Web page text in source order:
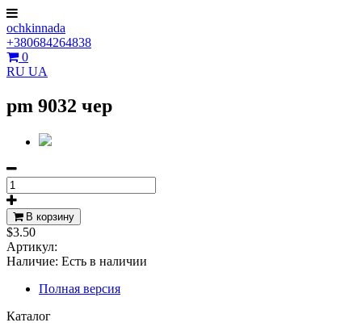
ochkinnada
+380684264838
0
RU UA
pm 9032 чер
В корзину
$3.50
Артикул:
Наличие: Есть в наличии
Полная версия
Каталог